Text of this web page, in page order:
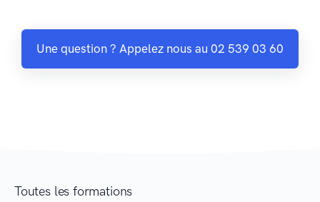
Une question ? Appelez nous au 02 539 03 60
Toutes les formations